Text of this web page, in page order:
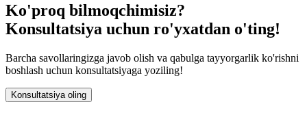
Amaliy mashg'ulotlar: Haqiqiy hayot sharoitida amaliyot va
loyihalar.
Xalqaro imkoniyatlar: Turli mamlakatlardan kelgan talabalar uchun
Pace University dunyoning eng jozibador shaharlaridan birida sifatli
ta’lim, amaliy tayyorgarlik va ajoyib imkoniyatlarni taklif etadi.
Ko'proq bilmoqchimisiz?
Konsultatsiya uchun ro'yxatdan o'ting!
Barcha savollaringizga javob olish va qabulga tayyorgarlik ko'rishni
boshlash uchun konsultatsiyaga yoziling!
Konsultatsiya oling